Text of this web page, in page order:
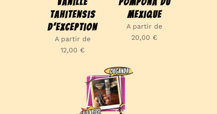
Tahitensis
d’Exception
A partir de
12,00 €
Mexique
A partir de
20,00 €